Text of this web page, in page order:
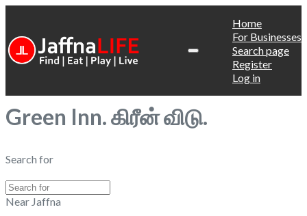
Home
For Businesses
Search page
Register
Log in
Green Inn. கிரீன் விடு.
Search for
Near Jaffna